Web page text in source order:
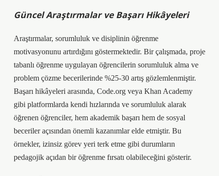
Güncel Araştırmalar ve Başarı Hikâyeleri
Araştırmalar, sorumluluk ve disiplinin öğrenme
motivasyonunu artırdığını göstermektedir. Bir çalışmada, proje
tabanlı öğrenme uygulayan öğrencilerin sorumluluk alma ve
problem çözme becerilerinde %25-30 artış gözlemlenmiştir.
Başarı hikâyeleri arasında, Code.org veya Khan Academy
gibi platformlarda kendi hızlarında ve sorumluluk alarak
öğrenen öğrenciler, hem akademik başarı hem de sosyal
beceriler açısından önemli kazanımlar elde etmiştir. Bu
örnekler, izinsiz görev yeri terk etme gibi durumların
pedagojik açıdan bir öğrenme fırsatı olabileceğini gösterir.